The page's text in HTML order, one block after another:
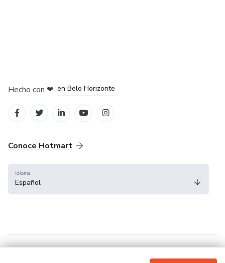
Hecho con ❤ en Belo Horizonte
Conoce Hotmart
Idioma
Español